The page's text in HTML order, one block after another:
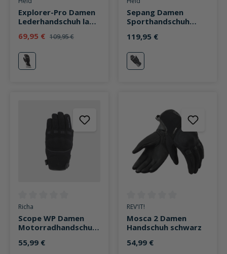
Explorer-Pro Damen
Lederhandschuh lang
69,95 € 109,95 €
weiß
Sepang Damen
Sporthandschuh
119,95 €
schwarz/weiß
Durchschnittliche Bewertung von 0 von 5 Sternen
Richa
Scope WP Damen
Motorradhandschuh
55,99 €
Durchschnittliche Bewertung
REV'IT!
Mosca 2 Damen
Handschuh schwarz
54,99 €